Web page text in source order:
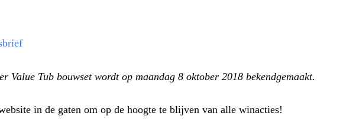
Value Tub bouwset wordt op maandag 8 oktober 2018 bekendgemaakt.
in de gaten om op de hoogte te blijven van alle winacties!